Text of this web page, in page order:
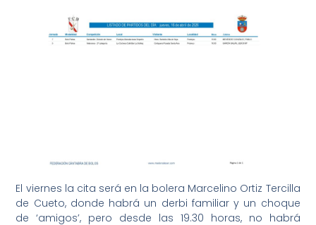
El viernes la cita será en la bolera Marcelino Ortiz Tercilla
de Cueto, donde habrá un derbi familiar y un choque
de ‘amigos’, pero desde las 19.30 horas, no habrá